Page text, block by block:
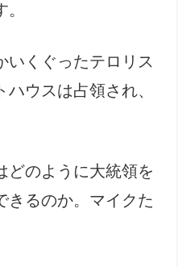
いくぐったテロリス
ハウスは占領され、
どのように大統領を
きるのか。マイクた